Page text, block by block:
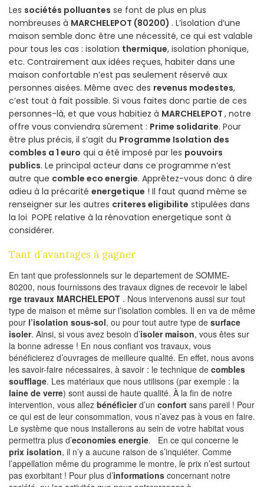
Les sociétés polluantes se font de plus en plus
nombreuses à MARCHELEPOT (80200) . L’isolation d’une
maison semble donc être une nécessité, ce qui est valable
pour tous les cas : isolation thermique, isolation phonique,
etc. Contrairement aux idées reçues, habiter dans une
maison confortable n’est pas seulement réservé aux
personnes aisées. Même avec des revenus modestes,
c’est tout à fait possible. Si vous faites donc partie de ces
personnes-là, et que vous habitiez à MARCHELEPOT , notre
offre vous conviendra sûrement : Prime solidarite. Pour
être plus précis, il s’agit du Programme Isolation des
combles a 1 euro qui a été imposé par les pouvoirs
publics. Le principal acteur dans ce programme n’est
autre que comble eco energie. Apprêtez-vous donc à dire
adieu à la précarité energetique ! Il faut quand même se
renseigner sur les autres criteres eligibilite stipulées dans
la loi POPE relative à la rénovation energetique sont à
considérer.
Tant d’avantages à gagner
En tant que professionnels sur le departement de SOMME-
80200, nous fournissons des travaux dignes de recevoir le label
rge travaux MARCHELEPOT . Nous intervenons aussi sur tout
type de maison et même sur l’isolation combles. Il en va de même
pour l’isolation sous-sol, ou pour tout autre type de surface
isoler. Ainsi, si vous avez besoin d’isoler maison, vous êtes sur
la bonne adresse ! En nous confiant vos travaux, vous
bénéficierez d’ouvrages de meilleure qualité. En effet, nous avons
les savoir-faire nécessaires, à savoir : le technique de combles
soufflage. Les matériaux que nous utilisons (par exemple : la
laine de verre) sont aussi de haute qualité. À la fin de notre
intervention, vous allez bénéficierd’un confort sans pareil ! Pour
ce qui est de leur consommation, vous n’avez pas à vous en faire.
Le système que nous installerons au sein de votre habitat vous
permettra plus d’economies energie. En ce qui concerne le
prix isolation, il n’y a aucune raison de s’inquiéter. Comme
l’appellation même du programme le montre, le prix n’est surtout
pas exorbitant ! Pour plus d’informations concernant notre